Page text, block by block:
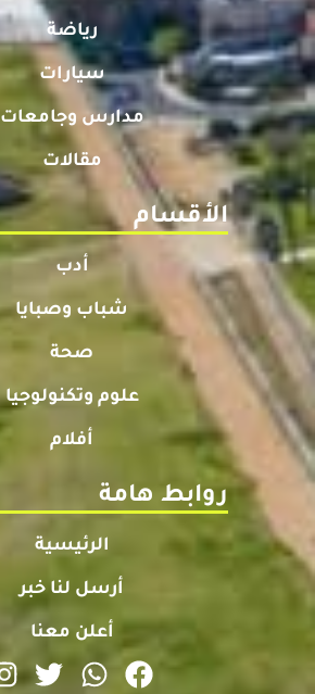
رياضة
سيارات
مدارس وجامعات
مقالات
الأقسام
أدب
شباب وصبايا
صحة
علوم وتكنولوجيا
أفلام
روابط هامة
الرئيسية
أرسل لنا خبر
أعلن معنا